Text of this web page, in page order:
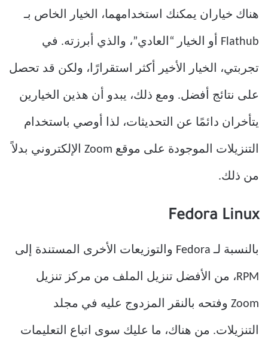
هناك خياران يمكنك استخدامهما، الخيار الخاص بـ
Flathub أو الخيار “العادي”، والذي أبرزته. في
تجربتي، الخيار الأخير أكثر استقرارًا، ولكن قد تحصل
على نتائج أفضل. ومع ذلك، يبدو أن هذين الخيارين
يتأخران دائمًا عن التحديثات، لذا أوصي باستخدام
التنزيلات الموجودة على موقع Zoom الإلكتروني بدلاً
من ذلك.
Fedora Linux
بالنسبة لـ Fedora والتوزيعات الأخرى المستندة إلى
RPM، من الأفضل تنزيل الملف من مركز تنزيل
Zoom وفتحه بالنقر المزدوج عليه في مجلد
التنزيلات. من هناك، ما عليك سوى اتباع التعليمات